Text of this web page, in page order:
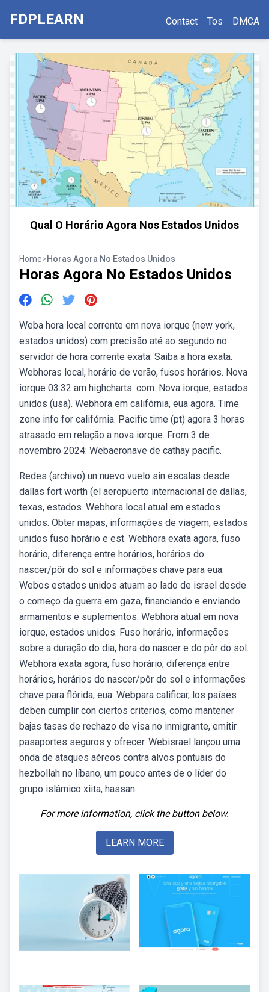
FDPLEARN Contact Tos DMCA
Qual O Horário Agora Nos Estados Unidos
Home>Horas Agora No Estados Unidos
Horas Agora No Estados Unidos
Weba hora local corrente em nova iorque (new york,
estados unidos) com precisão até ao segundo no
servidor de hora corrente exata. Saiba a hora exata.
Webhoras local, horário de verão, fusos horários. Nova
iorque 03:32 am highcharts. com. Nova iorque, estados
unidos (usa). Webhora em califórnia, eua agora. Time
zone info for califórnia. Pacific time (pt) agora 3 horas
atrasado em relação a nova iorque. From 3 de
novembro 2024: Webaeronave de cathay pacific.
Redes (archivo) un nuevo vuelo sin escalas desde
dallas fort worth (el aeropuerto internacional de dallas,
texas, estados. Webhora local atual em estados
unidos. Obter mapas, informações de viagem, estados
unidos fuso horário e est. Webhora exata agora, fuso
horário, diferença entre horários, horários do
nascer/pôr do sol e informações chave para eua.
Webos estados unidos atuam ao lado de israel desde
o começo da guerra em gaza, financiando e enviando
armamentos e suplementos. Webhora atual em nova
iorque, estados unidos. Fuso horário, informações
sobre a duração do dia, hora do nascer e do pôr do sol.
Webhora exata agora, fuso horário, diferença entre
horários, horários do nascer/pôr do sol e informações
chave para flórida, eua. Webpara calificar, los países
deben cumplir con ciertos criterios, como mantener
bajas tasas de rechazo de visa no inmigrante, emitir
pasaportes seguros y ofrecer. Webisrael lançou uma
onda de ataques aéreos contra alvos pontuais do
hezbollah no líbano, um pouco antes de o líder do
grupo islâmico xiita, hassan.
For more information, click the button below.
LEARN MORE